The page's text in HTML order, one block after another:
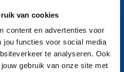
van cookies
content en advertenties voor
jou functies voor social media
te analyseren. Ook
gebruik van onze site met
Tarieven
Contact